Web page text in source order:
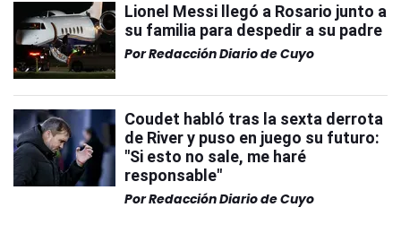
Lionel Messi llegó a Rosario junto a
su familia para despedir a su padre
PorRedacción Diario de Cuyo
Coudet habló tras la sexta derrota
de River y puso en juego su futuro:
"Si esto no sale, me haré
responsable"
PorRedacción Diario de Cuyo